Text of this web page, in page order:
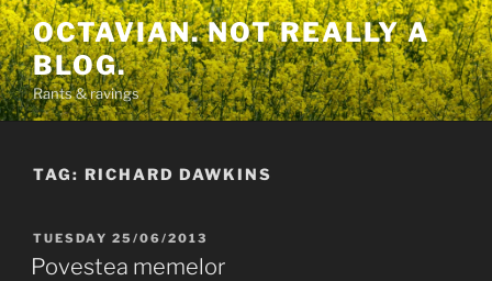
Skip
to
content
OCTAVIAN. NOT REALLY A
BLOG.
Rants & ravings
TAG: RICHARD DAWKINS
POSTED
ON
TUESDAY 25/06/2013
Povestea memelor